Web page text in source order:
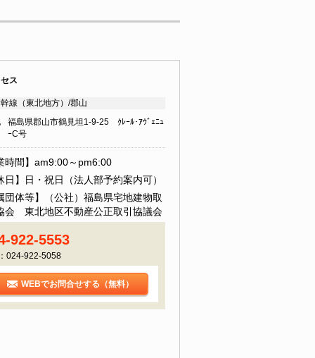
ス
線（東北地方）/郡山
福島県郡山市鶴見坦1-9-25 ｸﾚｰﾙ･ｱｳﾞｪﾆｭ
ｰC号
時間】am9:00～pm6:00
日】日・祝日（法人部予約案内可）
団体等】（公社）福島県宅地建物取
会 東北地区不動産公正取引協議会
922-5553
024-922-5058
WEBでお問合せする（無料）